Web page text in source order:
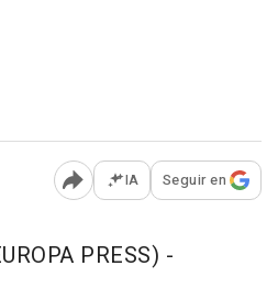
Abrir opciones para
IA Seguir en
PRESS) -